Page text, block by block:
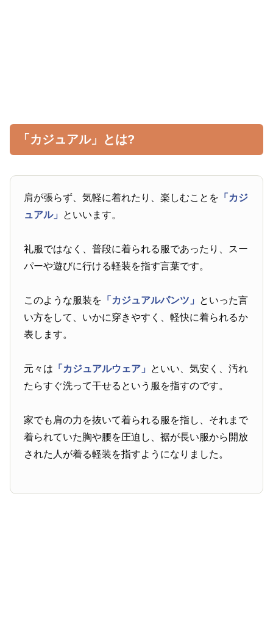
「カジュアル」とは?
肩が張らず、気軽に着れたり、楽しむことを 「カジ
ュアル」 といいます。
礼服ではなく、普段に着られる服であったり、スー
パーや遊びに行ける軽装を指す言葉です。
このような服装を 「カジュアルパンツ」 といった言
い方をして、いかに穿きやすく、軽快に着られるか
表します。
元々は 「カジュアルウェア」 といい、気安く、汚れ
たらすぐ洗って干せるという服を指すのです。
家でも肩の力を抜いて着られる服を指し、それまで
着られていた胸や腰を圧迫し、裾が長い服から開放
された人が着る軽装を指すようになりました。